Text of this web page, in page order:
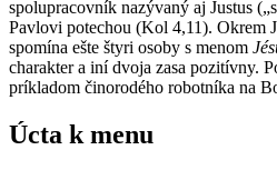
spolupracovník nazývaný aj Justus
Pavlovi potechou (Kol 4,11). Okrem
spomína ešte štyri osoby s menom
charakter a iní dvoja zasa pozitívny.
príkladom činorodého robotníka na
Úcta k menu